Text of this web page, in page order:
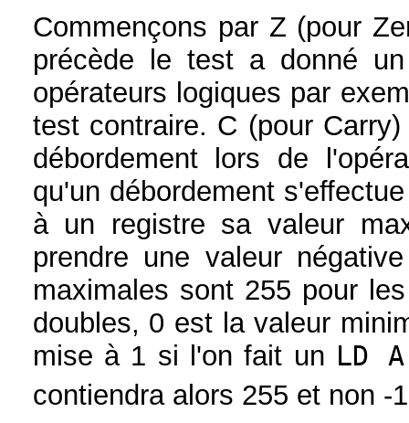
Commençons par Z (pour
précède le test a donné
opérateurs logiques par
test contraire. C (pour
débordement lors de
qu'un débordement
à un registre sa valeur
prendre une valeur
maximales sont 255 pour
doubles, 0 est la valeur
mise à 1 si l'on fait un LD
contiendra alors 255 et non -1